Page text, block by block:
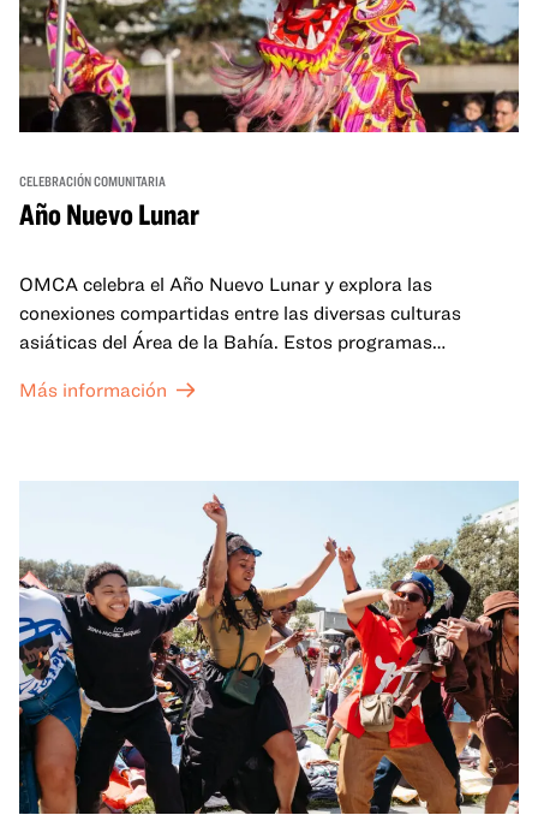
CELEBRACIÓN COMUNITARIA
Año Nuevo Lunar
OMCA celebra el Año Nuevo Lunar y explora las
conexiones compartidas entre las diversas culturas
asiáticas del Área de la Bahía. Estos programas
celebran y honran las tradiciones del Año Nuevo Lunar a
un espacio para que nuestras comunidades AAPI se
reúnan y se eleven mutuamente con círculos de curación
tanto presenciales como virtuales.
Más información